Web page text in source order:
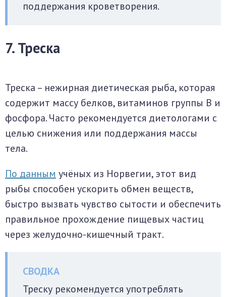
поддержания кроветворения.
7. Треска
Треска – нежирная диетическая рыба, которая
содержит массу белков, витаминов группы B и
фосфора. Часто рекомендуется диетологами с
целью снижения или поддержания массы
тела.
По данным учёных из Норвегии, этот вид
рыбы способен ускорить обмен веществ,
быстро вызвать чувство сытости и обеспечить
правильное прохождение пищевых частиц
через желудочно-кишечный тракт.
Треску рекомендуется употреблять